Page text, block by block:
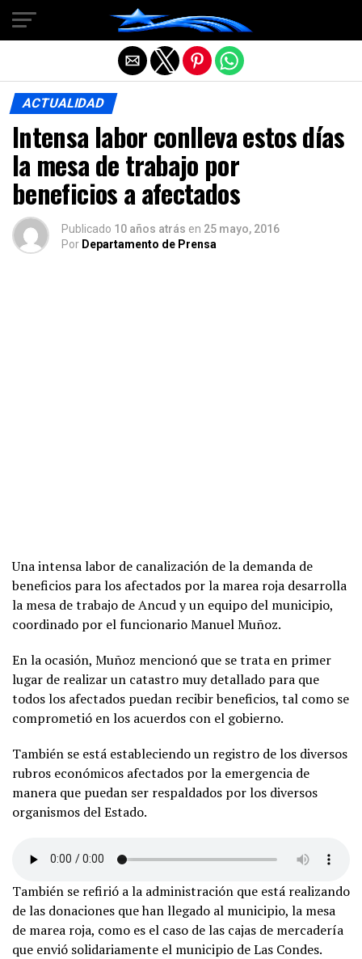
ACTUALIDAD
Intensa labor conlleva estos días
la mesa de trabajo por
beneficios a afectados
Publicado 10 años atrás en 25 mayo, 2016
Por Departamento de Prensa
Una intensa labor de canalización de la demanda de
beneficios para los afectados por la marea roja desarrolla
la mesa de trabajo de Ancud y un equipo del municipio,
coordinado por el funcionario Manuel Muñoz.
En la ocasión, Muñoz mencionó que se trata en primer
lugar de realizar un catastro muy detallado para que
todos los afectados puedan recibir beneficios, tal como se
comprometió en los acuerdos con el gobierno.
También se está estableciendo un registro de los diversos
rubros económicos afectados por la emergencia de
manera que puedan ser respaldados por los diversos
organismos del Estado.
También se refirió a la administración que está realizando
de las donaciones que han llegado al municipio, la mesa
de marea roja, como es el caso de las cajas de mercadería
que envió solidariamente el municipio de Las Condes.
Salir de la versión móvil